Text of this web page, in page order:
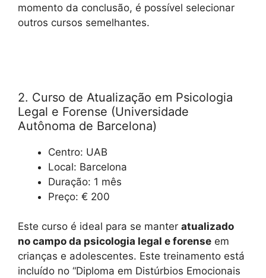
momento da conclusão, é possível selecionar
outros cursos semelhantes.
2. Curso de Atualização em Psicologia
Legal e Forense (Universidade
Autônoma de Barcelona)
Centro: UAB
Local: Barcelona
Duração: 1 mês
Preço: € 200
Este curso é ideal para se manter atualizado
no campo da psicologia legal e forense em
crianças e adolescentes. Este treinamento está
incluído no “Diploma em Distúrbios Emocionais